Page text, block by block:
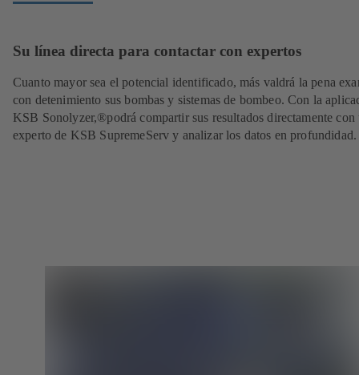
Su línea directa para contactar con expertos
Cuanto mayor sea el potencial identificado, más valdrá la pena
con detenimiento sus bombas y sistemas de bombeo. Con la
KSB Sonolyzer,®podrá compartir sus resultados directamente con
experto de KSB SupremeServ y analizar los datos en